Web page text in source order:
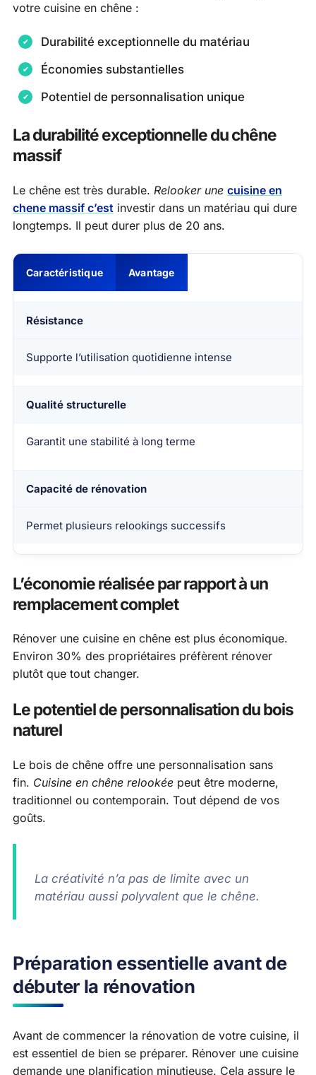
votre cuisine en chêne :
Durabilité exceptionnelle du matériau
Économies substantielles
Potentiel de personnalisation unique
La durabilité exceptionnelle du chêne
massif
Le chêne est très durable. Relooker une cuisine en
chene massif c’est investir dans un matériau qui dure
longtemps. Il peut durer plus de 20 ans.
Caractéristique Avantage
Résistance
Supporte l’utilisation quotidienne intense
Qualité structurelle
Garantit une stabilité à long terme
Capacité de rénovation
Permet plusieurs relookings successifs
L’économie réalisée par rapport à un
remplacement complet
Rénover une cuisine en chêne est plus économique.
Environ 30% des propriétaires préfèrent rénover
plutôt que tout changer.
Le potentiel de personnalisation du bois
naturel
Le bois de chêne offre une personnalisation sans
fin. Cuisine en chêne relookée peut être moderne,
traditionnel ou contemporain. Tout dépend de vos
goûts.
La créativité n’a pas de limite avec un
matériau aussi polyvalent que le chêne.
Préparation essentielle avant de
débuter la rénovation
Avant de commencer la rénovation de votre cuisine, il
est essentiel de bien se préparer. Rénover une cuisine
demande une planification minutieuse. Cela assure le